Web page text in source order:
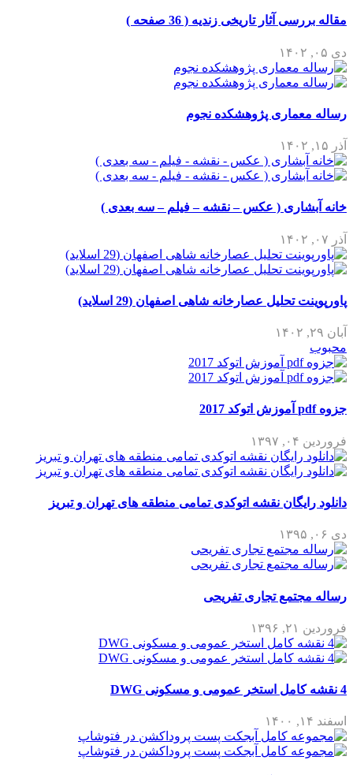
مقاله بررسی آثار تاریخی زندیه ( 36 صفحه )
دی ۰۵, ۱۴۰۲
رساله معماری پژوهشکده نجوم
آذر ۱۵, ۱۴۰۲
خانه آبشاری ( عکس – نقشه – فیلم – سه بعدی )
آذر ۰۷, ۱۴۰۲
پاورپوینت تحلیل عصارخانه شاهی اصفهان (29 اسلاید)
آبان ۲۹, ۱۴۰۲
محبوب
جزوه pdf آموزش اتوکد 2017
فروردین ۰۴, ۱۳۹۷
دانلود رایگان نقشه اتوکدی تمامی منطقه های تهران و تبریز
دی ۰۶, ۱۳۹۵
رساله مجتمع تجاری تفریحی
فروردین ۲۱, ۱۳۹۶
4 نقشه کامل استخر عمومی و مسکونی DWG
اسفند ۱۴, ۱۴۰۰